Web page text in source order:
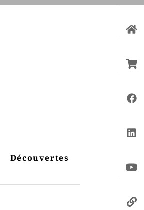
Découvertes